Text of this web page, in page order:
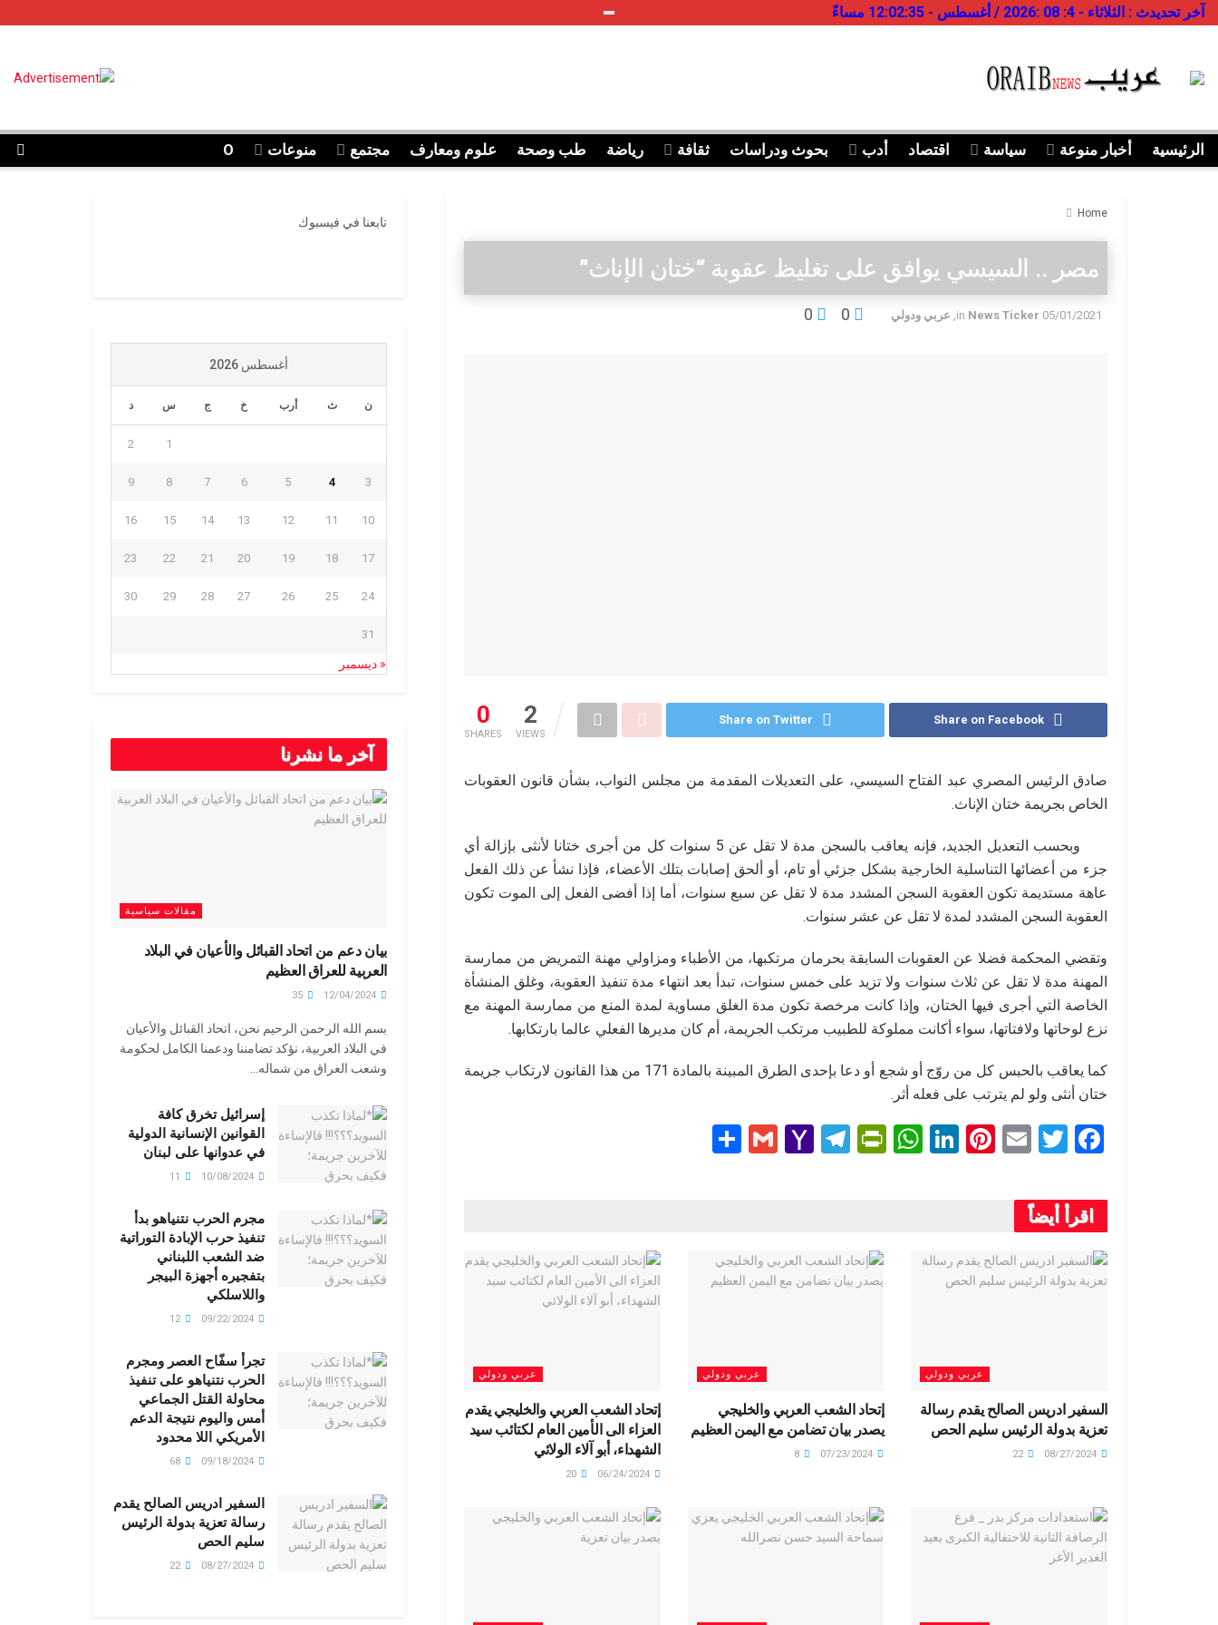
آخر تحديدث : الثلاثاء - 4: 08 :2026 / أغسطس - 12:02:35 مساءً
الرئيسية أخبار منوعة سياسة اقتصاد أدب بحوث ودراسات ثقافة رياضة طب وصحة علوم ومعارف مجتمع منوعات O
Home
مصر .. السيسي يوافق على تغليظ عقوبة “ختان الإناث”
05/01/2021
in News Ticker عربي ودولي 0
0
0
SHARES
2
VIEWS
Share on Facebook
Share on Twitter
صادق الرئيس المصري عبد الفتاح السيسي، على التعديلات المقدمة من مجلس النواب، بشأن قانون العقوبات
الخاص بجريمة ختان الإناث.
وبحسب التعديل الجديد، فإنه يعاقب بالسجن مدة لا تقل عن 5 سنوات كل من أجرى ختانا لأنثى بإزالة أي
جزء من أعضائها التناسلية الخارجية بشكل جزئي أو تام، أو ألحق إصابات بتلك الأعضاء، فإذا نشأ عن ذلك الفعل
عاهة مستديمة تكون العقوبة السجن المشدد مدة لا تقل عن سبع سنوات، أما إذا أفضى الفعل إلى الموت تكون
العقوبة السجن المشدد لمدة لا تقل عن عشر سنوات.
وتقضي المحكمة فضلا عن العقوبات السابقة بحرمان مرتكبها، من الأطباء ومزاولي مهنة التمريض من ممارسة
المهنة مدة لا تقل عن ثلاث سنوات ولا تزيد على خمس سنوات، تبدأ بعد انتهاء مدة تنفيذ العقوبة، وغلق المنشأة
الخاصة التي أجرى فيها الختان، وإذا كانت مرخصة تكون مدة الغلق مساوية لمدة المنع من ممارسة المهنة مع
نزع لوحاتها ولافتاتها، سواء أكانت مملوكة للطبيب مرتكب الجريمة، أم كان مديرها الفعلي عالما بارتكابها.
كما يعاقب بالحبس كل من روّج أو شجع أو دعا بإحدى الطرق المبينة بالمادة 171 من هذا القانون لارتكاب جريمة
ختان أنثى ولو لم يترتب على فعله أثر.
F
ce
b
o
o
T
tt
er
E
Pi
t
Li
n
W
A
p
Pr
e
n
T
a
m
Y
o
M
G
اقرأ أيضاً
عربي ودولي
السفير ادريس الصالح يقدم رسالة
تعزية بدولة الرئيس سليم الحص
عربي ودولي
إتحاد الشعب العربي والخليجي
يصدر بيان تضامن مع اليمن العظيم
عربي ودولي
إتحاد الشعب العربي والخليجي يقدم
العزاء الى الأمين العام لكتائب سيد
الشهداء، أبو آلاء الولائي
06/24/2024
20
تابعنا في فيسبوك
أغسطس 2026
ن ث أرب خ ج س د
1
2
3
4
5
6
7
8
9
10
11
12
13
14
15
16
17
18
19
20
21
22
23
24
25
26
27
28
29
30
31
« ديسمبر
آخر ما نشرنا
مقالات سياسية
بيان دعم من اتحاد القبائل والأعيان في البلاد
العربية للعراق العظيم
بسم الله الرحمن الرحيم نحن، اتحاد القبائل والأعيان
في البلاد العربية، نؤكد تضامننا ودعمنا الكامل لحكومة
وشعب العراق من شماله...
إسرائيل تخرق كافة
القوانين الإنسانية الدولية
في عدوانها على لبنان
مجرم الحرب نتنياهو بدأ
تنفيذ حرب الإبادة التوراتية
ضد الشعب اللبناني
بتفجيره أجهزة البيجر
واللاسلكي
تجرأ سفّاح العصر ومجرم
الحرب نتنياهو على تنفيذ
محاولة القتل الجماعي
أمس واليوم نتيجة الدعم
الأمريكي اللا محدود
السفير ادريس الصالح يقدم
رسالة تعزية بدولة الرئيس
سليم الحص